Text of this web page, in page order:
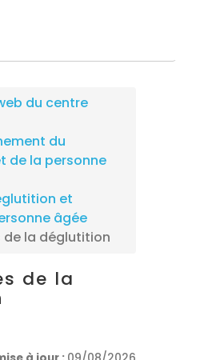
du centre
du
de la personne
et
âgée
de la déglutition
de la